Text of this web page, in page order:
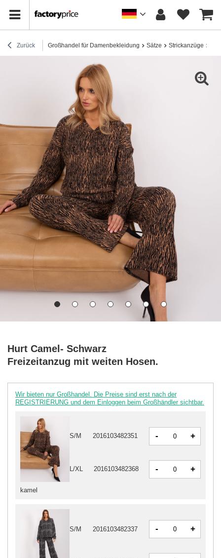
Zurück Großhandel für Damenbekleidung Sätze Strickanzüge
Hurt Camel- Schwarz
Freizeitanzug mit weiten Hosen.
Wir bieten nur Großhandel. Die Preise sind erst nach der
REGISTRIERUNG und dem Einloggen beim Großhändler sichtbar.
kamel
S/M 2016103482351 - +
L/XL 2016103482368 - +
S/M 2016103482337 - +